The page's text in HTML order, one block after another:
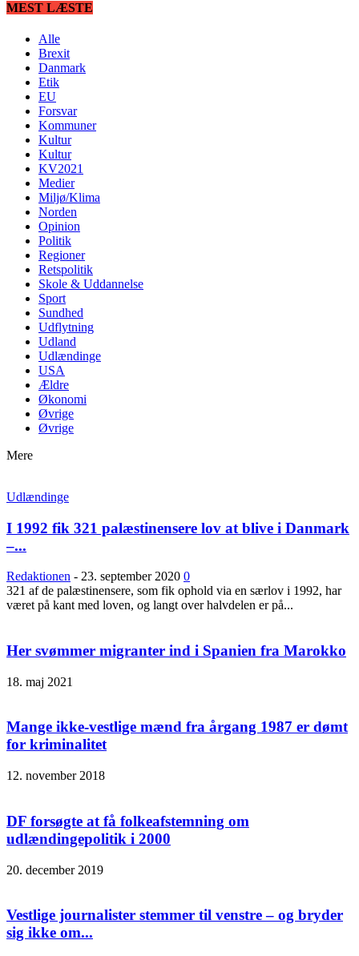
MEST LÆSTE
Alle
Brexit
Danmark
Etik
EU
Forsvar
Kommuner
Kultur
Kultur
KV2021
Medier
Miljø/Klima
Norden
Opinion
Politik
Regioner
Retspolitik
Skole & Uddannelse
Sport
Sundhed
Udflytning
Udland
Udlændinge
USA
Ældre
Økonomi
Øvrige
Øvrige
Mere
Udlændinge
I 1992 fik 321 palæstinensere lov at blive i Danmark
–...
Redaktionen - 23. september 2020 0
321 af de palæstinensere, som fik ophold via en særlov i 1992, har
været på kant med loven, og langt over halvdelen er på...
Her svømmer migranter ind i Spanien fra Marokko
18. maj 2021
Mange ikke-vestlige mænd fra årgang 1987 er dømt
for kriminalitet
12. november 2018
DF forsøgte at få folkeafstemning om
udlændingepolitik i 2000
20. december 2019
Vestlige journalister stemmer til venstre – og bryder
sig ikke om...